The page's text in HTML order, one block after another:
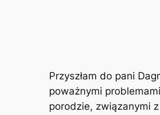
Przyszłam do pani
poważnymi
porodzie, związanymi z